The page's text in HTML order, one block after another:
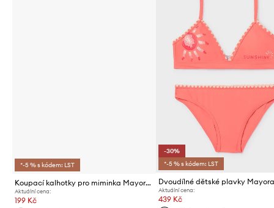
*-5 % s kódem: LST
Koupací kalhotky pro miminka Mayoral 2-pack
Aktuální cena:
199 Kč
-30%
*-5 % s kódem: LST
Dvoudílné dětské plavky
Aktuální cena:
439 Kč